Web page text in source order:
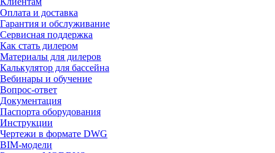
Оплата и доставка
Гарантия и обслуживание
Сервисная поддержка
Как стать дилером
Материалы для дилеров
Калькулятор для бассейна
Вебинары и обучение
Вопрос-ответ
Документация
Паспорта оборудования
Инструкции
Чертежи в формате DWG
BIM-модели